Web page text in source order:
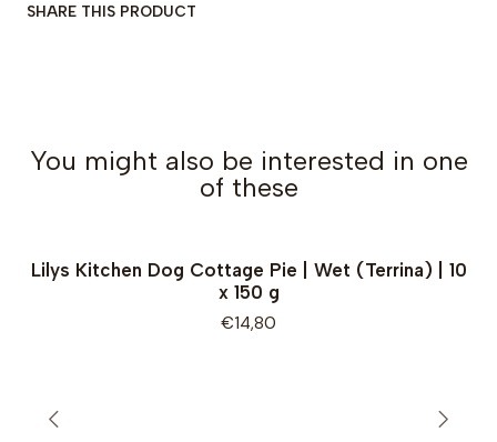
SHARE THIS PRODUCT
You might also be interested in one
of these
Lilys Kitchen Dog Cottage Pie | Wet (Terrina) | 10
x 150 g
€14,80